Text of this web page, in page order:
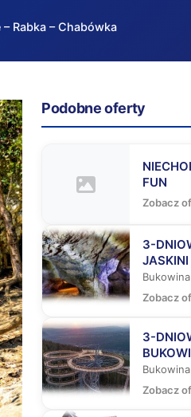
Rabka – Chabówka
Podobne oferty
FUN
Zobacz
3-
JASKINI
(LUB
BUKOWINY
Zakopane
Zobacz
3-
WŚRÓD
Zakopane
Zobacz